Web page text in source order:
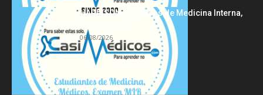
HARRISON Principios de Medicina Interna,
06/08/2026
Acerca de